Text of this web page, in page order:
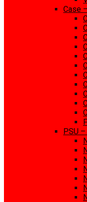
Case
PSU